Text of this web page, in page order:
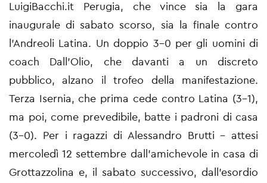
LuigiBacchi.it Perugia, che vince sia la gara
inaugurale di sabato scorso, sia la finale contro
l'Andreoli Latina. Un doppio 3-0 per gli uomini di
coach Dall'Olio, che davanti a un discreto
pubblico, alzano il trofeo della manifestazione.
Terza Isernia, che prima cede contro Latina (3-1),
ma poi, come prevedibile, batte i padroni di casa
(3-0). Per i ragazzi di Alessandro Brutti – attesi
mercoledì 12 settembre dall'amichevole in casa di
Grottazzolina e, il sabato successivo, dall'esordio